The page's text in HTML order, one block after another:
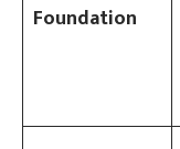
Foundation